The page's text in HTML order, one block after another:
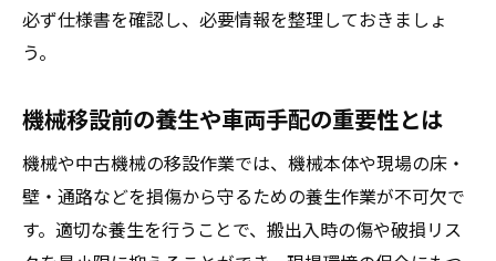
必ず仕様書を確認し、必要情報を整理しておきましょ
う。
機械移設前の養生や車両手配の重要性とは
機械や中古機械の移設作業では、機械本体や現場の床・
壁・通路などを損傷から守るための養生作業が不可欠で
す。適切な養生を行うことで、搬出入時の傷や破損リス